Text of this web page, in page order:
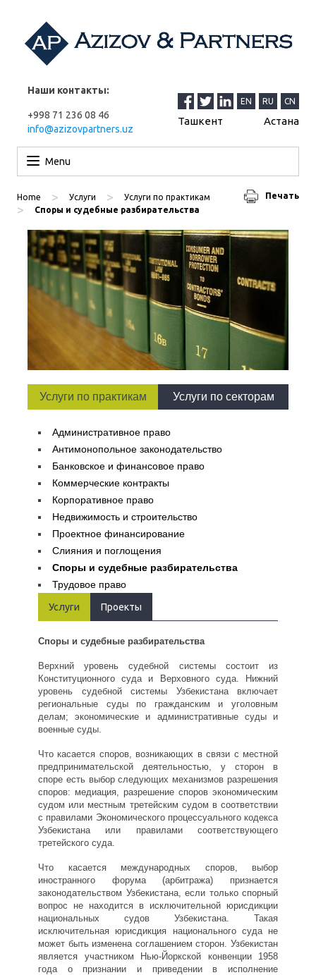
Наши контакты:
+998 71 236 08 46
info@azizovpartners.uz
EN RU CN
Ташкент Астана
Menu
Печать
Home > Услуги > Услуги по практикам
> Споры и судебные разбирательства
Услуги по практикам Услуги по секторам
Административное право
Антимонопольное законодательство
Банковское и финансовое право
Коммерческие контракты
Корпоративное право
Недвижимость и строительство
Проектное финансирование
Слияния и поглощения
Споры и судебные разбирательства
Трудовое право
Услуги
Проекты
Споры и судебные разбирательства
Верхний уровень судебной системы состоит из
Конституционного суда и Верховного суда. Нижний
уровень судебной системы Узбекистана включает
региональные суды по гражданским и уголовным
делам; экономические и административные суды и
военные суды.
Что касается споров, возникающих в связи с местной
предпринимательской деятельностью, у сторон в
споре есть выбор следующих механизмов разрешения
споров: медиация, разрешение споров экономическим
судом или местным третейским судом в соответствии
с правилами Экономического процессуального кодекса
Узбекистана или правилами соответствующего
третейского суда.
Что касается международных споров, выбор
иностранного форума (арбитража) признается
законодательством Узбекистана, если только спорный
вопрос не находится в исключительной юрисдикции
национальных судов Узбекистана. Такая
исключительная юрисдикция национального суда не
может быть изменена соглашением сторон. Узбекистан
является участником Нью-Йоркской конвенции 1958
года о признании и приведении в исполнение